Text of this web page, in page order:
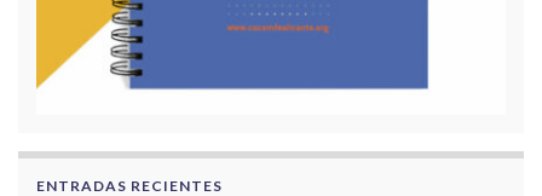
ENTRADAS RECIENTES